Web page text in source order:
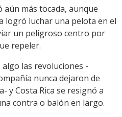
aún más tocada, aunque
logró luchar una pelota en el
un peligroso centro por
repeler.
las revoluciones -
nunca dejaron de
y Costa Rica se resignó a
contra o balón en largo.